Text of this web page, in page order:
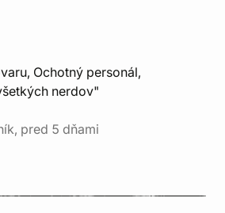
Ochotný personál,
nerdov"
pred 5 dňami